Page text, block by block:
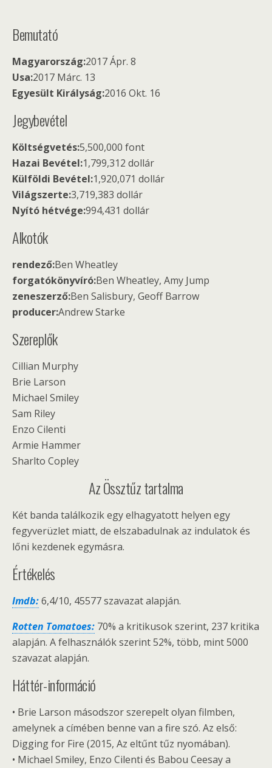
Bemutató
Magyarország:2017 Ápr. 8
Usa:2017 Márc. 13
Egyesült Királyság:2016 Okt. 16
Jegybevétel
Költségvetés:5,500,000 font
Hazai Bevétel:1,799,312 dollár
Külföldi Bevétel:1,920,071 dollár
Világszerte:3,719,383 dollár
Nyító hétvége:994,431 dollár
Alkotók
rendező:Ben Wheatley
forgatókönyvíró:Ben Wheatley, Amy Jump
zeneszerző:Ben Salisbury, Geoff Barrow
producer:Andrew Starke
Szereplők
Cillian Murphy
Brie Larson
Michael Smiley
Sam Riley
Enzo Cilenti
Armie Hammer
Sharlto Copley
Az Össztűz tartalma
Két banda találkozik egy elhagyatott helyen egy
fegyverüzlet miatt, de elszabadulnak az indulatok és
lőni kezdenek egymásra.
Értékelés
Imdb:6,4/10, 45577 szavazat alapján.
Rotten Tomatoes: 70% a kritikusok szerint, 237 kritika
alapján. A felhasználók szerint 52%, több, mint 5000
szavazat alapján.
Háttér-információ
• Brie Larson másodszor szerepelt olyan filmben,
amelynek a címében benne van a fire szó. Az első:
Digging for Fire (2015, Az eltűnt tűz nyomában).
• Michael Smiley, Enzo Cilenti és Babou Ceesay a